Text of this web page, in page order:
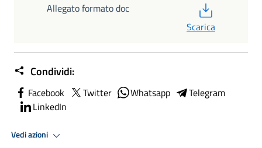
Allegato formato doc
Scarica
Condividi:
Facebook Twitter Whatsapp
Telegram
LinkedIn
Vedi azioni